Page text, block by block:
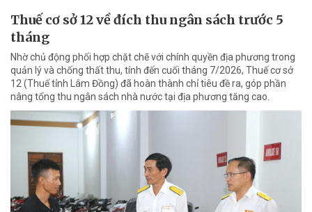
Thuế cơ sở 12 về đích thu ngân sách trước 5
tháng
Nhờ chủ động phối hợp chặt chẽ với chính quyền địa phương trong
quản lý và chống thất thu, tính đến cuối tháng 7/2026, Thuế cơ sở
12 (Thuế tỉnh Lâm Đồng) đã hoàn thành chỉ tiêu đề ra, góp phần
nâng tổng thu ngân sách nhà nước tại địa phương tăng cao.